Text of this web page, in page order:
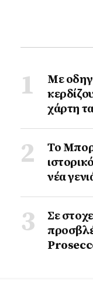
Με
χάρτη
Το
νέα
Σε